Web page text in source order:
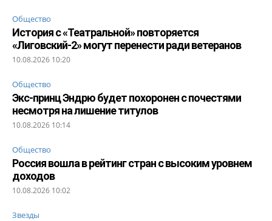
Общество
История с «Театральной» повторяется
«Лиговский-2» могут перенести ради ветеранов
10.08.2026 10:20
Общество
Экс-принц Эндрю будет похоронен с почестями
несмотря на лишение титулов
10.08.2026 10:14
Общество
Россия вошла в рейтинг стран с высоким уровнем
доходов
10.08.2026 10:02
Звезды